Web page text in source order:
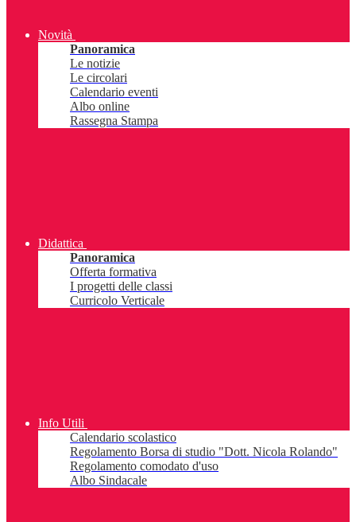
Novità
Panoramica
Le notizie
Le circolari
Calendario eventi
Albo online
Rassegna Stampa
Didattica
Panoramica
Offerta formativa
I progetti delle classi
Curricolo Verticale
Info Utili
Calendario scolastico
Regolamento Borsa di studio "Dott. Nicola Rolando"
Regolamento comodato d'uso
Albo Sindacale